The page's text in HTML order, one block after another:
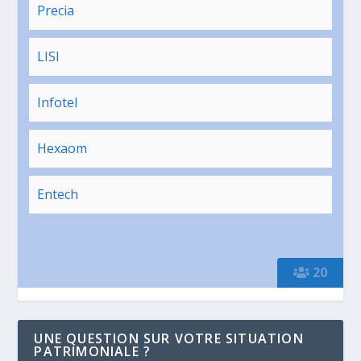
20
Precia
LISI
Infotel
Hexaom
Entech
UNE QUESTION SUR VOTRE SITUATION
PATRIMONIALE ?